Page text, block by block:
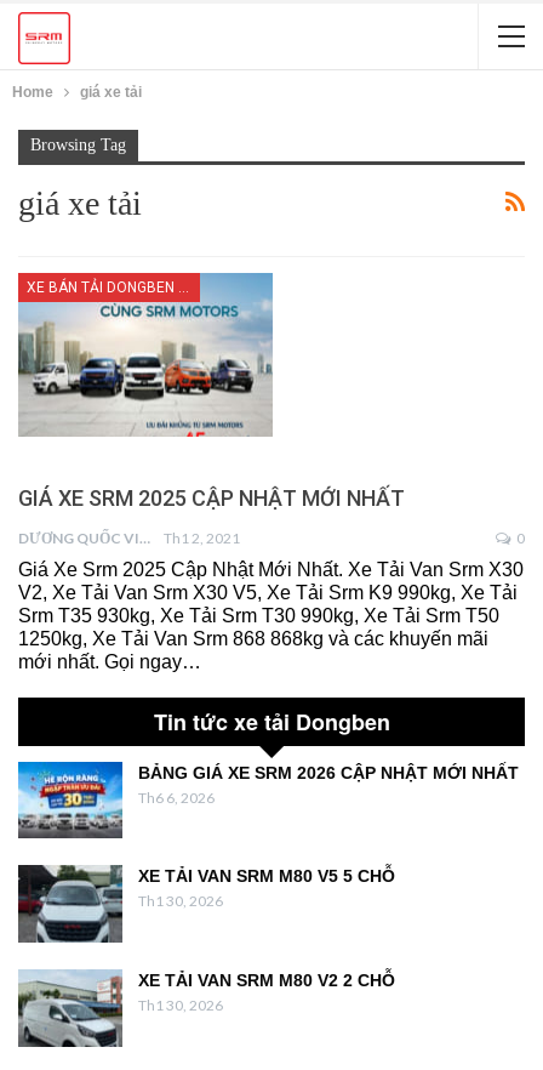
Home giá xe tải
Browsing Tag
giá xe tải
XE BÁN TẢI DONGBEN X30
GIÁ XE SRM 2025 CẬP NHẬT MỚI NHẤT
DƯƠNG QUỐC VIỆT Th1 2, 2021 0
Giá Xe Srm 2025 Cập Nhật Mới Nhất. Xe Tải Van Srm X30
V2, Xe Tải Van Srm X30 V5, Xe Tải Srm K9 990kg, Xe Tải
Srm T35 930kg, Xe Tải Srm T30 990kg, Xe Tải Srm T50
1250kg, Xe Tải Van Srm 868 868kg và các khuyến mãi
mới nhất. Gọi ngay…
Tin tức xe tải Dongben
BẢNG GIÁ XE SRM 2026 CẬP NHẬT MỚI NHẤT
Th6 6, 2026
XE TẢI VAN SRM M80 V5 5 CHỖ
Th1 30, 2026
XE TẢI VAN SRM M80 V2 2 CHỖ
Th1 30, 2026